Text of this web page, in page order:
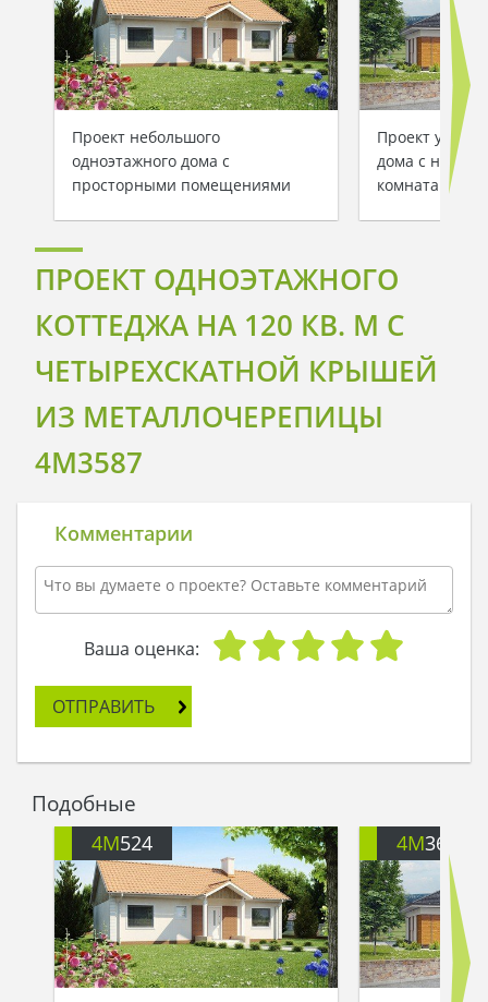
Проект небольшого
одноэтажного дома с
просторными помещениями
Проект
дома с
комнатами
ПРОЕКТ ОДНОЭТАЖНОГО
КОТТЕДЖА НА 120 КВ. М С
ЧЕТЫРЕХСКАТНОЙ КРЫШЕЙ
ИЗ МЕТАЛЛОЧЕРЕПИЦЫ
4M3587
Комментарии
Ваша оценка:
ОТПРАВИТЬ
Подобные
4M524 4M368